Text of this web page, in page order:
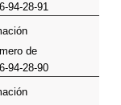
94-28-91
de
94-28-90